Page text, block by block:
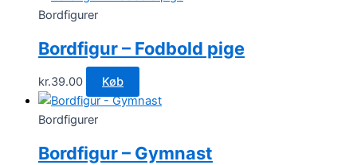
Bordfigurer
Bordfigur – Fodbold pige
kr.39.00 Køb
Bordfigurer
Bordfigur – Gymnast